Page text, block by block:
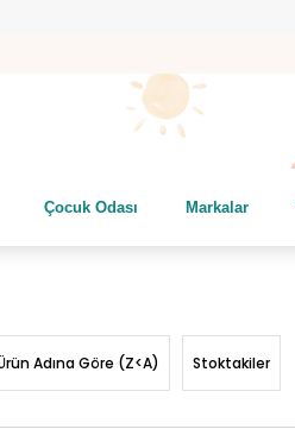
Çocuk Odası Markalar
Adına Göre (Z<A) Stoktakiler